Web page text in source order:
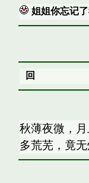
姐姐你忘记
回
秋薄夜微，
多荒芜，竟无